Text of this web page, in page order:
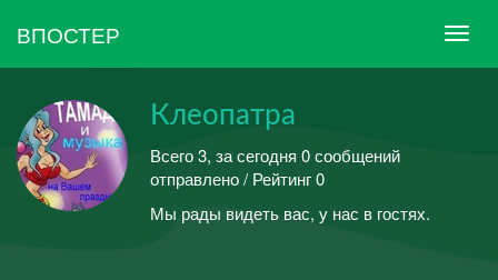
ВПОСТЕР
Клеопатра
Всего 3, за сегодня 0 сообщений
отправлено / Рейтинг 0
Мы рады видеть вас, у нас в гостях.